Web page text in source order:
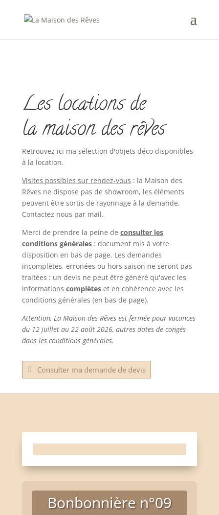
Les locations de
la maison des rêves
Retrouvez ici ma sélection d'objets déco disponibles
à la location.
Visites possibles sur rendez-vous : la Maison des
Rêves ne dispose pas de showroom, les éléments
peuvent être sortis de rayonnage à la demande.
Contactez nous par mail.
Merci de prendre la peine de consulter les
conditions générales : document mis à votre
disposition en bas de page. Les demandes
incomplètes, erronées ou hors saison ne seront pas
traitées : un devis ne peut être généré qu'avec les
informations complètes et en cohérence avec les
conditions générales (en bas de page).
Attention, La Maison des Rêves est fermée pour vacances
du 12 juillet au 22 août 2026, autres dates de congés
dans les conditions générales.
Consulter ma demande de devis
Bonbonnière n°09